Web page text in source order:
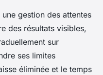
gestion des attentes
des résultats visibles,
sur
ses limites
éliminée et le temps